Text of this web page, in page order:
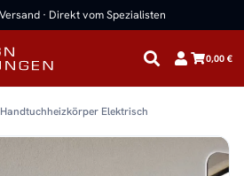
0,00 €
Handtuchheizkörper Elektrisch